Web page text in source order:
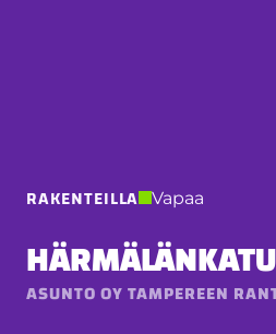
RAKENTEILLA Vapaa
ASUNTO OY TAMPEREEN